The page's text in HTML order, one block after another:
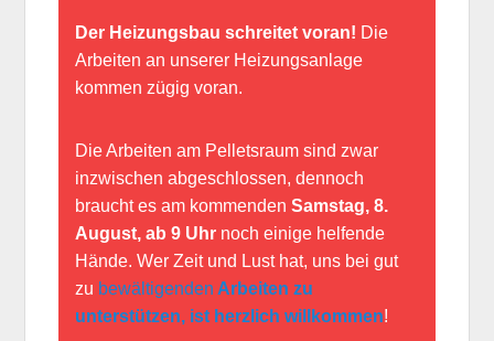
Der Heizungsbau schreitet voran! Die
Arbeiten an unserer Heizungsanlage
kommen zügig voran.
Die Arbeiten am Pelletsraum sind zwar
inzwischen abgeschlossen, dennoch
braucht es am kommendenSamstag, 8.
August, ab 9 Uhr noch einige helfende
Hände. Wer Zeit und Lust hat, uns bei gut
zu bewältigenden Arbeiten zu
unterstützen, ist herzlich willkommen!